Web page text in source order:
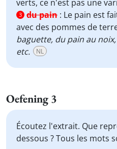
verts, ce n'est pas une
3 du pain : Le pain est
avec des pommes de
baguette, du pain au
etc.
NL
Oefening 3
Écoutez l'extrait. Que
dessous ? Tous les mots